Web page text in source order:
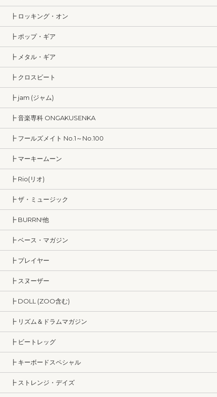
┣ ロッキング・オン
┣ ポップ・ギア
┣ メタル・ギア
┣ クロスビート
┣ jam (ジャム)
┣ 音楽専科 ONGAKUSENKA
┣ フールズメイト No.1～No.100
┣ マーキームーン
┣ Rio(リオ)
┣ ザ・ミュージック
┣ BURRN!他
┣ ベース・マガジン
┣ プレイヤー
┣ スヌーザー
┣ DOLL (ZOO含む)
┣ リズム＆ドラムマガジン
┣ ビートレッグ
┣ キーボードスペシャル
┣ ストレンジ・デイズ